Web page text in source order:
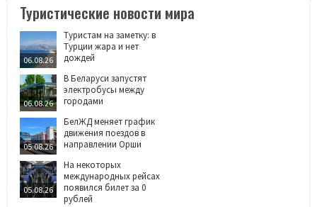
Туристические новости мира
06.08.26
Туристам на заметку: в
Турции жара и нет
дождей
06.08.26
В Беларуси запустят
электробусы между
городами
05.08.26
БелЖД меняет график
движения поездов в
направлении Орши
05.08.26
На некоторых
международных рейсах
появился билет за 0
рублей